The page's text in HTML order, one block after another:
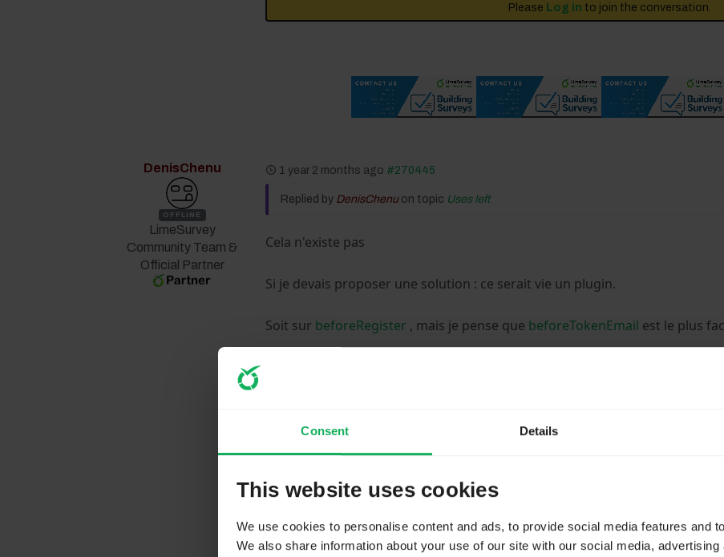
Consent Details
This website uses cookies
We use cookies to personalise content and ads, to provide social media features and
We also share information about your use of our site with our social media, advertising
Please Log in to join the conversation.
DenisChenu
OFFLINE
LimeSurvey
Community Team &
Official Partner
1 year 2 months ago #270445
Replied by DenisChenuon topic Uses left
Cela n'existe pas
Si je devais proposer une solution : ce serait vie un plugin.
Soit sur beforeRegister , mais je pense que beforeTokenEmail est le plus
Assistance on LimeSurvey forum and LimeSurvey core development